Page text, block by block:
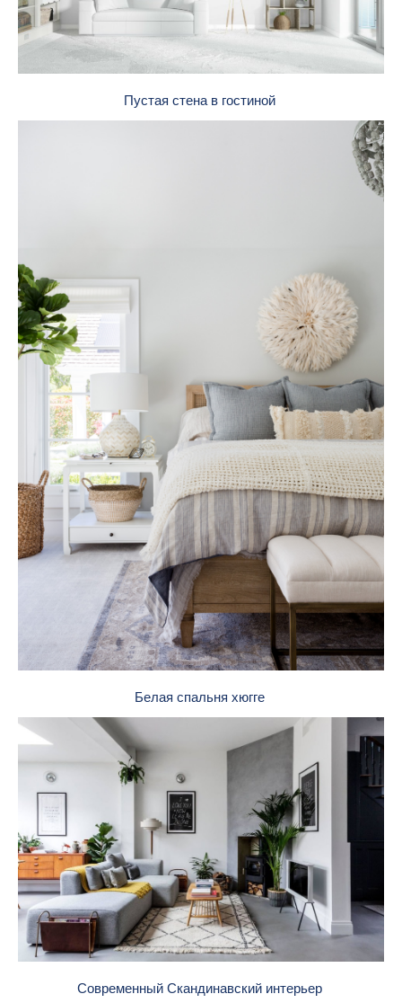
Пустая стена в гостиной
Белая спальня хюгге
Современный Скандинавский интерьер